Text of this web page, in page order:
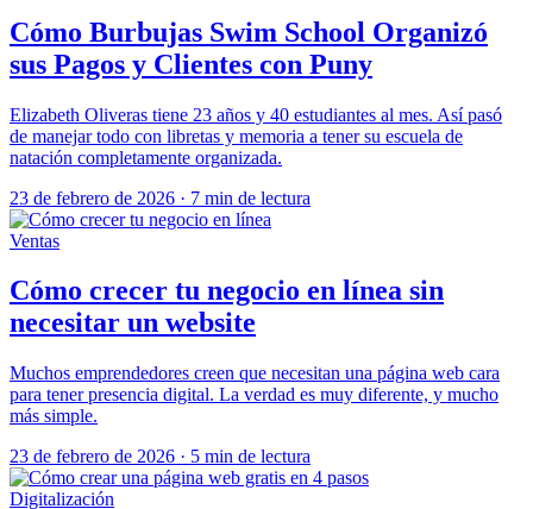
Cómo Burbujas Swim School Organizó
sus Pagos y Clientes con Puny
Elizabeth Oliveras tiene 23 años y 40 estudiantes al mes. Así pasó
de manejar todo con libretas y memoria a tener su escuela de
natación completamente organizada.
23 de febrero de 2026 · 7 min de lectura
Ventas
Cómo crecer tu negocio en línea sin
necesitar un website
Muchos emprendedores creen que necesitan una página web cara
para tener presencia digital. La verdad es muy diferente, y mucho
más simple.
23 de febrero de 2026 · 5 min de lectura
Digitalización